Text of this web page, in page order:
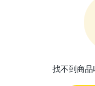
找不到商品